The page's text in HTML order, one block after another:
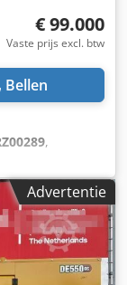
€ 99.000
Vaste prijs excl. btw
Bellen
,
kg
499 x
910 l
DPX voor
opties
- Stalen dak -
Advertentie